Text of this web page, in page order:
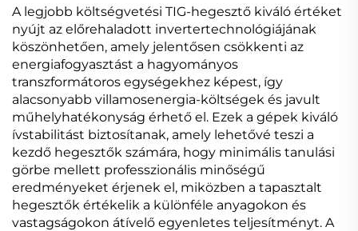
szinergikus
hegesztőgép
A legjobb költségvetési TIG-hegesztő kiváló értéket
nyújt az előrehaladott invertertechnológiájának
köszönhetően, amely jelentősen csökkenti az
energiafogyasztást a hagyományos
transzformátoros egységekhez képest, így
alacsonyabb villamosenergia-költségek és javult
műhelyhatékonyság érhető el. Ezek a gépek kiváló
ívstabilitást biztosítanak, amely lehetővé teszi a
kezdő hegesztők számára, hogy minimális tanulási
görbe mellett professzionális minőségű
eredményeket érjenek el, miközben a tapasztalt
hegesztők értékelik a különféle anyagokon és
vastagságokon átívelő egyenletes teljesítményt. A